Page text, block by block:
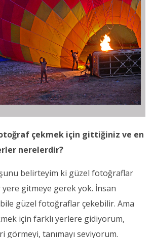
çekmek için gittiğiniz ve en
nerelerdir?
belirteyim ki güzel fotoğraflar
gitmeye gerek yok. İnsan
güzel fotoğraflar çekebilir. Ama
için farklı yerlere gidiyorum,
görmeyi, tanımayı seviyorum.